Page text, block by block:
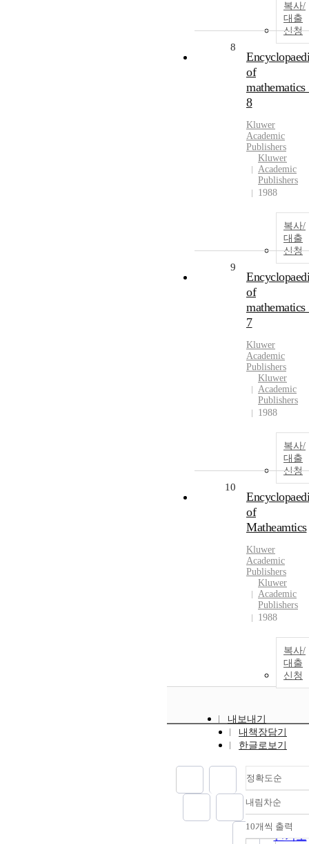
복사/
대출
신청
8
of
mathematics
8
Kluwer
Academic
Publishers
Kluwer
Academic
Publishers
1988
복사/
대출
신청
9
of
mathematics
7
Kluwer
Academic
Publishers
Kluwer
Academic
Publishers
1988
복사/
대출
신청
10
of
Matheamtics
Kluwer
Academic
Publishers
Kluwer
Academic
Publishers
1988
복사/
대출
신청
내보내기
내책장담기
한글로보기
정확도순
정확도
순
인기도
내림차순
내림차
10개씩 출력